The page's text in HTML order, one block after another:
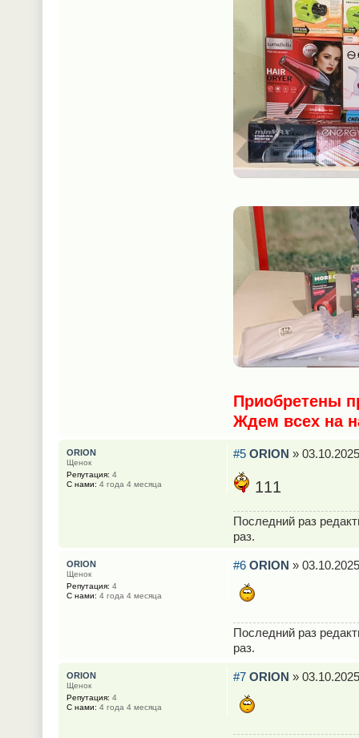
Приобретены
Ждем всех на
#5 ORION »
111
Последний раз
раз.
ORION
Щенок
Репутация: 4
С нами: 4 года 4 месяца
#6 ORION »
Последний раз
раз.
ORION
Щенок
Репутация: 4
С нами: 4 года 4 месяца
#7 ORION »
ORION
Щенок
Репутация: 4
С нами: 4 года 4 месяца